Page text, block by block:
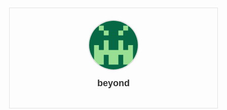
beyond